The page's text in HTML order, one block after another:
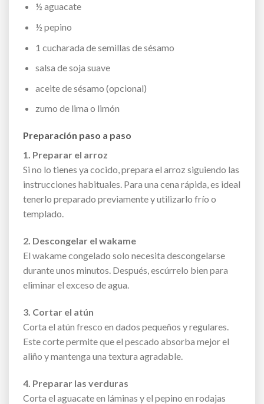
½ aguacate
½ pepino
1 cucharada de semillas de sésamo
salsa de soja suave
aceite de sésamo (opcional)
zumo de lima o limón
Preparación paso a paso
1. Preparar el arroz
Si no lo tienes ya cocido, prepara el arroz siguiendo las
instrucciones habituales. Para una cena rápida, es ideal
tenerlo preparado previamente y utilizarlo frío o
templado.
2. Descongelar el wakame
El wakame congelado solo necesita descongelarse
durante unos minutos. Después, escúrrelo bien para
eliminar el exceso de agua.
3. Cortar el atún
Corta el atún fresco en dados pequeños y regulares.
Este corte permite que el pescado absorba mejor el
aliño y mantenga una textura agradable.
4. Preparar las verduras
Corta el aguacate en láminas y el pepino en rodajas